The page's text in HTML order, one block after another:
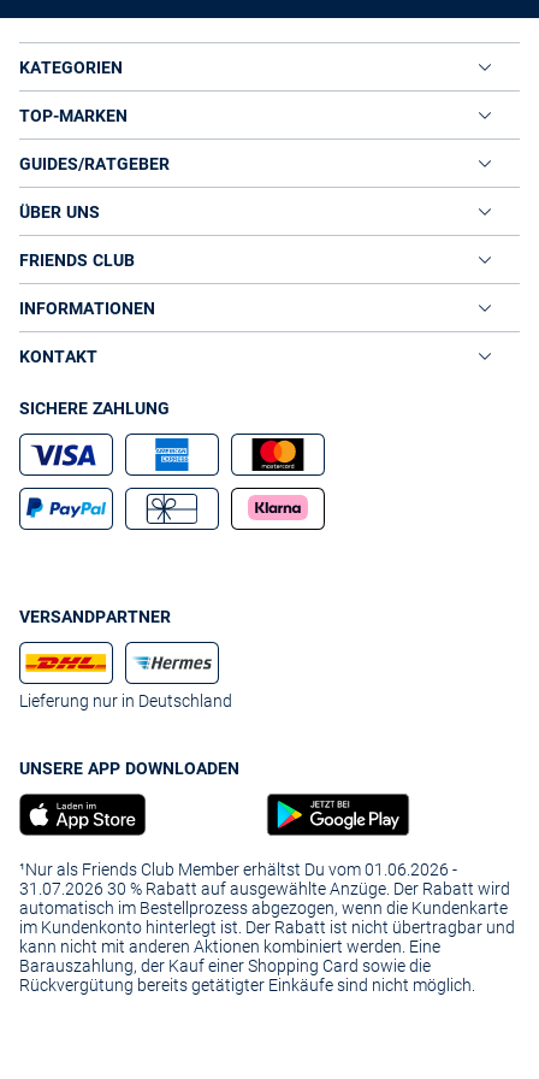
KATEGORIEN
TOP-MARKEN
GUIDES/RATGEBER
ÜBER UNS
FRIENDS CLUB
INFORMATIONEN
KONTAKT
SICHERE ZAHLUNG
VERSANDPARTNER
Lieferung nur in Deutschland
UNSERE APP DOWNLOADEN
¹Nur als Friends Club Member erhältst Du vom 01.06.2026 -
31.07.2026 30 % Rabatt auf ausgewählte Anzüge. Der Rabatt wird
automatisch im Bestellprozess abgezogen, wenn die Kundenkarte
im Kundenkonto hinterlegt ist. Der Rabatt ist nicht übertragbar und
kann nicht mit anderen Aktionen kombiniert werden. Eine
Barauszahlung, der Kauf einer Shopping Card sowie die
Rückvergütung bereits getätigter Einkäufe sind nicht möglich.